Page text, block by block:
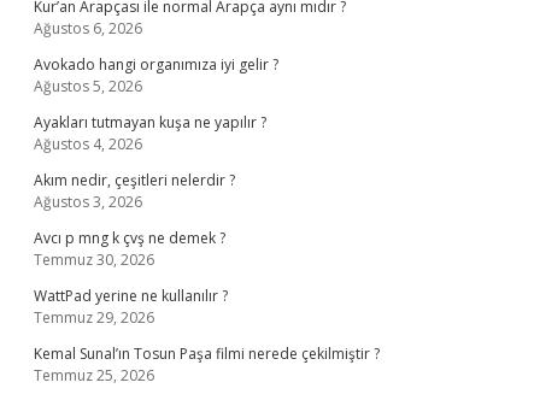
Kur’an Arapçası ile normal Arapça aynı mıdır ?
Ağustos 6, 2026
Avokado hangi organımıza iyi gelir ?
Ağustos 5, 2026
Ayakları tutmayan kuşa ne yapılır ?
Ağustos 4, 2026
Akım nedir, çeşitleri nelerdir ?
Ağustos 3, 2026
Avcı p mng k çvş ne demek ?
Temmuz 30, 2026
WattPad yerine ne kullanılır ?
Temmuz 29, 2026
Kemal Sunal’ın Tosun Paşa filmi nerede çekilmiştir ?
Temmuz 25, 2026